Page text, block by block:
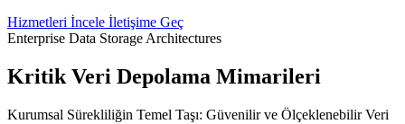
Hizmetleri İncele İletişime Geç
Enterprise Data Storage Architectures
Kritik Veri Depolama Mimarileri
Kurumsal Sürekliliğin Temel Taşı: Güvenilir ve Ölçeklenebilir Veri